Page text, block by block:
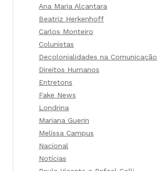
Ana Maria Alcantara
Beatriz Herkenhoff
Carlos Monteiro
Colunistas
Decolonialidades na Comunicação
Direitos Humanos
Entretons
Fake News
Londrina
Mariana Guerin
Melissa Campus
Nacional
Notícias